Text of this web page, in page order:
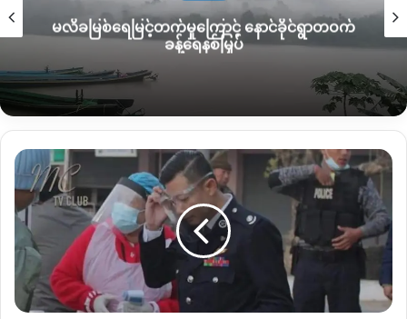
မလိခမြစ်ရေမြင့်တက်မှုကြောင့် နောင်ခိုင်ရွာတဝက်
ခန့်ရေနစ်မြှပ်
မံ
စီ
မြို့မ
ရဲစခန်း
KIA
ဝင်
ရောက်
တိုက်ခိုက်၊